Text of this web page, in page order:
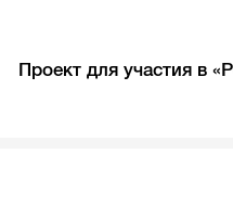
Проект для участия в